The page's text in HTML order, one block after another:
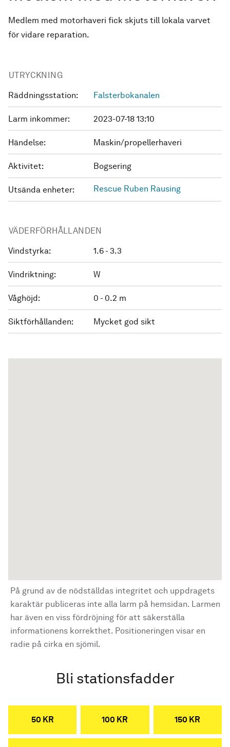
Medlem med motorhaveri fick skjuts till lokala varvet
för vidare reparation.
UTRYCKNING
Räddningsstation: Falsterbokanalen
Larm inkommer: 2023-07-18 13:10
Händelse: Maskin/propellerhaveri
Aktivitet: Bogsering
Utsända enheter: Rescue Ruben Rausing
VÄDERFÖRHÅLLANDEN
Vindstyrka: 1.6 - 3.3
Vindriktning: W
Våghöjd: 0 - 0.2 m
Siktförhållanden: Mycket god sikt
På grund av de nödställdas integritet och uppdragets
karaktär publiceras inte alla larm på hemsidan. Larmen
har även en viss fördröjning för att säkerställa
informationens korrekthet. Positioneringen visar en
radie på cirka en sjömil.
Bli stationsfadder
50 KR 100 KR 150 KR